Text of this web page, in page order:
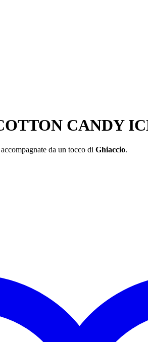
CANDY
accompagnate da un tocco di Ghiaccio.